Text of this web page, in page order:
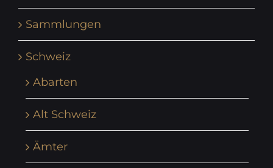
Sammlungen
Schweiz
Abarten
Alt Schweiz
Ämter